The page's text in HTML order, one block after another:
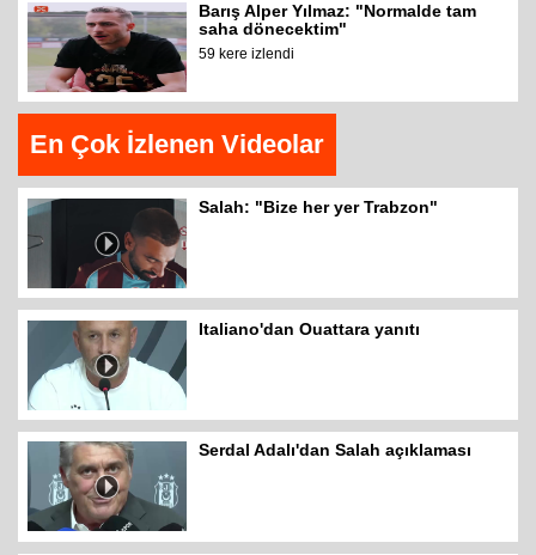
Barış Alper Yılmaz: "Normalde tam
saha dönecektim"
59 kere izlendi
En Çok İzlenen Videolar
Salah: "Bize her yer Trabzon"
Italiano'dan Ouattara yanıtı
Serdal Adalı'dan Salah açıklaması